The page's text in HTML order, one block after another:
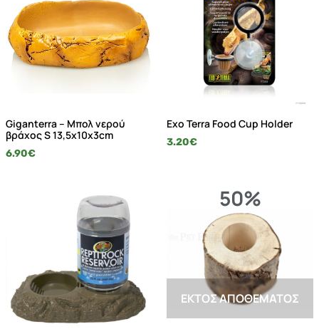
Giganterra – Μπολ νερού
βράχος S 13,5x10x3cm
6.90€
Exo Terra Food Cup Holder
3.20€
50%
ΕΚΤΌΣ ΑΠΟΘΈΜΑΤΟΣ